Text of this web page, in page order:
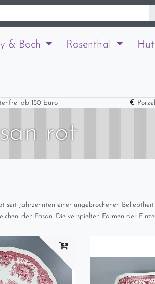
& Boch Rosenthal
ab 150 Euro
rot
seit Jahrzehnten einer ungebrochenen
den Fasan. Die verspielten Formen der